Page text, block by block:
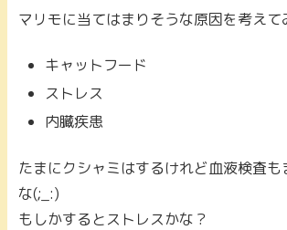
マリモに当てはまりそうな原因を考えて
キャットフード
ストレス
内臓疾患
たまにクシャミはするけれど血液検査も
な(;_:)
もしかするとストレスかな？